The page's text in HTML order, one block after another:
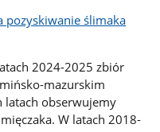
pozyskiwanie ślimaka
2024-2025 zbiór
mazurskim
latach obserwujemy
W latach 2018-